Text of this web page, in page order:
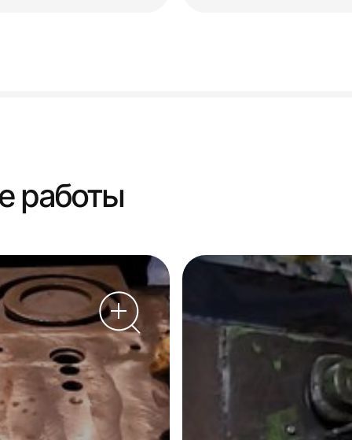
работы